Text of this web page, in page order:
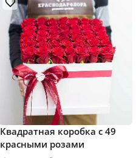
Квадратная коробка с 49
красными розами